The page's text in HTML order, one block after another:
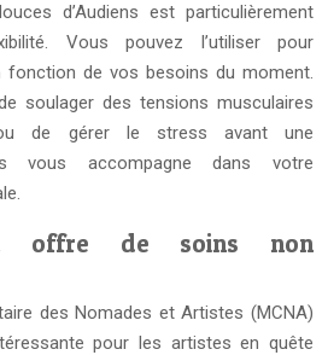
d’Audiens est particulièrement
Vous pouvez l’utiliser pour
fonction de vos besoins du moment.
soulager des tensions musculaires
de gérer le stress avant une
vous accompagne dans votre
offre de soins non
des Nomades et Artistes (MCNA)
pour les artistes en quête